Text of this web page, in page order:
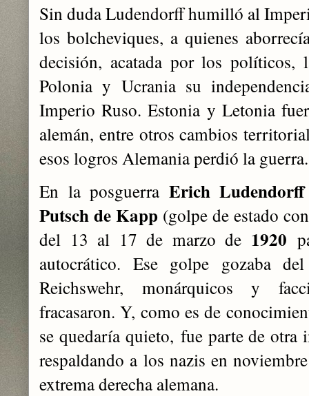
Sin duda Ludendorff humilló al
los bolcheviques, a quienes
decisión, acatada por los políticos,
Polonia y Ucrania su
Imperio Ruso. Estonia y Letonia
alemán, entre otros cambios
esos logros Alemania perdió la guerra.
En la posguerra Erich
Putsch de Kapp (golpe de estado
del 13 al 17 de marzo de 1920
autocrático. Ese golpe gozaba
Reichswehr, monárquicos y
fracasaron. Y, como es de
se quedaría quieto, fue parte de otra
respaldando a los nazis en
extrema derecha alemana.